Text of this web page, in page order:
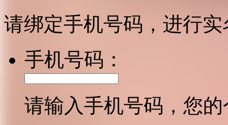
请绑定手机号码，进行
手机号码：
请输入手机号码，您